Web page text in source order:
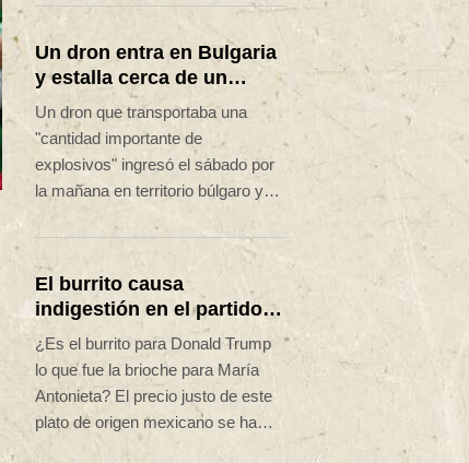
peligrosas del frente de Ucrania.
Un dron entra en Bulgaria
y estalla cerca de un
gasoducto en la frontera
con Rumania
Un dron que transportaba una
"cantidad importante de
explosivos" ingresó el sábado por
la mañana en territorio búlgaro y
explotó cerca de la frontera con
Rumania y de un gasoducto
transbalcánico, sin causar
víctimas, anunció el primer
ministro de Bulgaria, Rumen
Radev.
El burrito causa
indigestión en el partido
de Trump
¿Es el burrito para Donald Trump
lo que fue la brioche para María
Antonieta? El precio justo de este
plato de origen mexicano se ha
convertido en una de las